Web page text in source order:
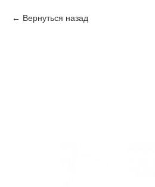
Вернуться назад